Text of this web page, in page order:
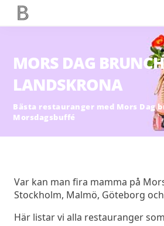
MORS DAG
LANDSKRONA
Bästa restauranger med Mors Dag
Morsdagsbuffé
Var kan man fira mamma på
Stockholm, Malmö, Göteborg
Här listar vi alla restauranger